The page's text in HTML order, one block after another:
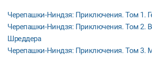
Черепашки-Ниндзя: Приключения. Том 1.
Черепашки-Ниндзя: Приключения. Том 2.
Шреддера
Черепашки-Ниндзя: Приключения. Том 3.